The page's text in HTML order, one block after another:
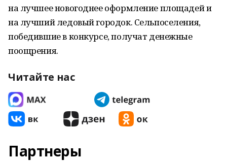
на лучшее новогоднее оформление площадей и
на лучший ледовый городок. Сельпоселения,
победившие в конкурсе, получат денежные
поощрения.
Читайте нас
Партнеры